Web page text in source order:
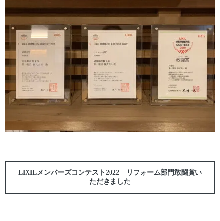
LIXILメンバーズコンテスト2022 リフォーム部門敢闘賞い
ただきました